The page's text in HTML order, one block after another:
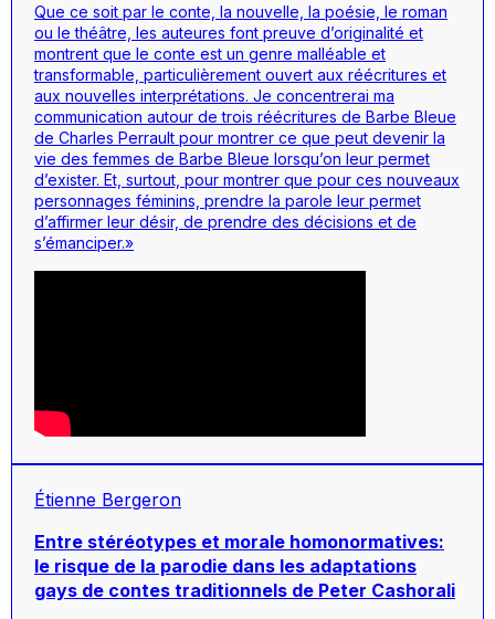
Que ce soit par le conte, la nouvelle, la poésie, le roman
ou le théâtre, les auteures font preuve d’originalité et
montrent que le conte est un genre malléable et
transformable, particulièrement ouvert aux réécritures et
aux nouvelles interprétations. Je concentrerai ma
communication autour de trois réécritures de Barbe Bleue
de Charles Perrault pour montrer ce que peut devenir la
vie des femmes de Barbe Bleue lorsqu’on leur permet
d’exister. Et, surtout, pour montrer que pour ces nouveaux
personnages féminins, prendre la parole leur permet
d’affirmer leur désir, de prendre des décisions et de
s’émanciper.»
Étienne Bergeron
Entre stéréotypes et morale homonormatives:
le risque de la parodie dans les adaptations
gays de contes traditionnels de Peter Cashorali